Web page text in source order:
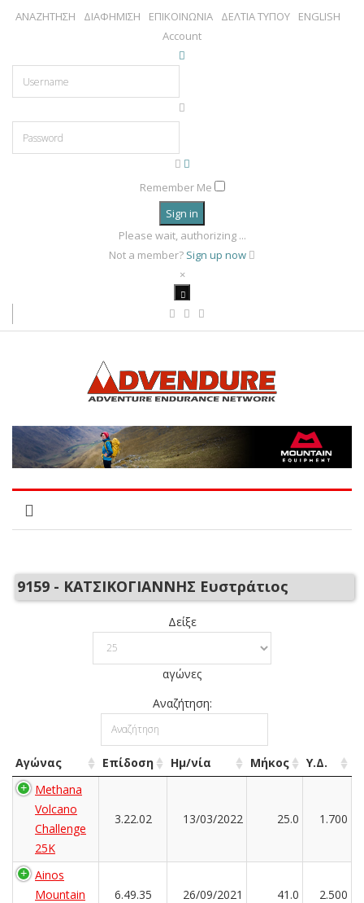
ΑΝΑΖΗΤΗΣΗ ΔΙΑΦΗΜΙΣΗ ΕΠΙΚΟΙΝΩΝΙΑ ΔΕΛΤΙΑ ΤΥΠΟΥ
ENGLISH
Account
Remember Me
Sign in
Please wait, authorizing ...
Not a member? Sign up now
×
9159 - ΚΑΤΣΙΚΟΓΙΑΝΝΗΣ Ευστράτιος
Δείξε
αγώνες
Αναζήτηση:
Αγώνας Επίδοση Ημ/νία Μήκος
Υ.Δ.
Methana
Volcano
Challenge
25K
3.22.02 13/03/2022 25.0 1.700
Ainos
Mountain
6.49.35 26/09/2021 41.0 2.500